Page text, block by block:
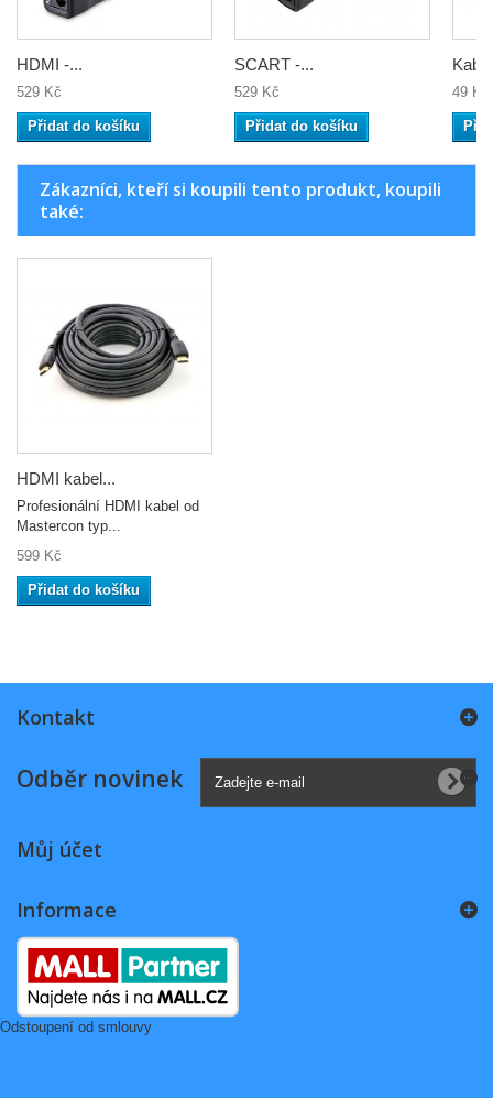
HDMI -...
529 Kč
Přidat do košíku
SCART -...
529 Kč
Přidat do košíku
49 Kč
Zákazníci, kteří si koupili tento produkt, koupili
také:
HDMI kabel...
Profesionální HDMI kabel od
Mastercon typ...
599 Kč
Přidat do košíku
Kontakt
Odběr novinek
Můj účet
Informace
Odstoupení od smlouvy